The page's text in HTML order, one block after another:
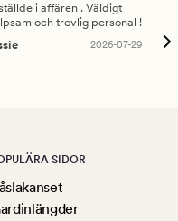
i affären . Väldigt
och trevlig personal !
2026-07-29
SIDOR